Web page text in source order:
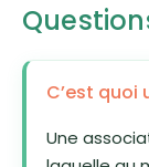
C’est quoi
Une